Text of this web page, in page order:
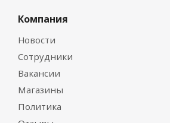
Компания
Новости
Сотрудники
Вакансии
Магазины
Политика